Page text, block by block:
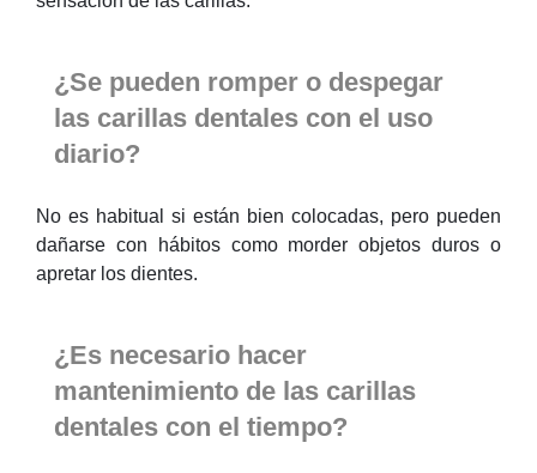
¿Se pueden romper o despegar
las carillas dentales con el uso
diario?
No es habitual si están bien colocadas, pero pueden
dañarse con hábitos como morder objetos duros o
apretar los dientes.
¿Es necesario hacer
mantenimiento de las carillas
dentales con el tiempo?